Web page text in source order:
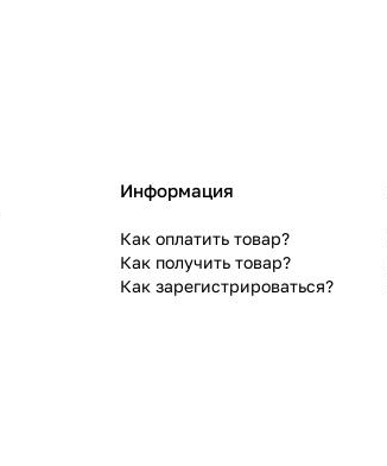
Информация
Как оплатить товар?
Как получить товар?
Как зарегистрироваться?